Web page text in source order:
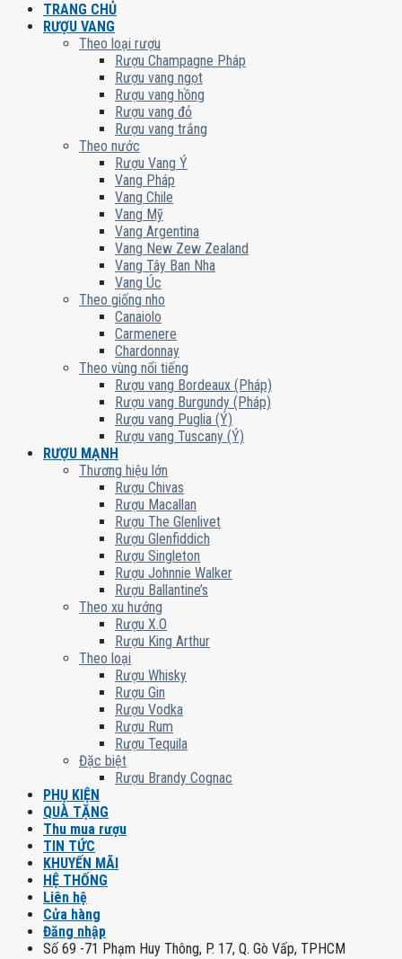
TRANG CHỦ
RƯỢU VANG
Theo loại rượu
Rượu Champagne Pháp
Rượu vang ngọt
Rượu vang hồng
Rượu vang đỏ
Rượu vang trắng
Theo nước
Rượu Vang Ý
Vang Pháp
Vang Chile
Vang Mỹ
Vang Argentina
Vang New Zew Zealand
Vang Tây Ban Nha
Vang Úc
Theo giống nho
Canaiolo
Carmenere
Chardonnay
Theo vùng nổi tiếng
Rượu vang Bordeaux (Pháp)
Rượu vang Burgundy (Pháp)
Rượu vang Puglia (Ý)
Rượu vang Tuscany (Ý)
RƯỢU MẠNH
Thương hiệu lớn
Rượu Chivas
Rượu Macallan
Rượu The Glenlivet
Rượu Glenfiddich
Rượu Singleton
Rượu Johnnie Walker
Rượu Ballantine’s
Theo xu hướng
Rượu X.O
Rượu King Arthur
Theo loại
Rượu Whisky
Rượu Gin
Rượu Vodka
Rượu Rum
Rượu Tequila
Đặc biệt
Rượu Brandy Cognac
PHỤ KIỆN
QUÀ TẶNG
Thu mua rượu
TIN TỨC
KHUYẾN MÃI
HỆ THỐNG
Liên hệ
Cửa hàng
Đăng nhập
Số 69 -71 Phạm Huy Thông, P. 17, Q. Gò Vấp, TPHCM